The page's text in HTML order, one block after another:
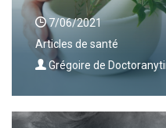
7/06/2021
Articles de santé
Grégoire de